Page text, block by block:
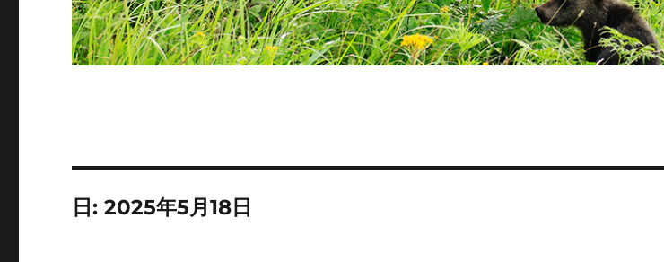
日:2025年5月18日